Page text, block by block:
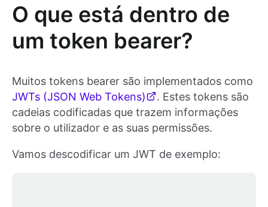
O que está dentro de
um token bearer?
Muitos tokens bearer são implementados como
JWTs (JSON Web Tokens)
. Estes tokens são
cadeias codificadas que trazem informações
sobre o utilizador e as suas permissões.
Vamos descodificar um JWT de exemplo: